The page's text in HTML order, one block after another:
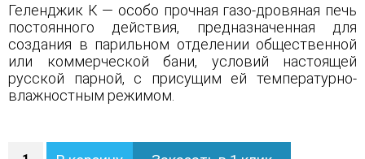
Геленджик К — особо прочная газо-дровяная печь
постоянного действия, предназначенная для
создания в парильном отделении общественной
или коммерческой бани, условий настоящей
русской парной, с присущим ей температурно-
влажностным режимом.